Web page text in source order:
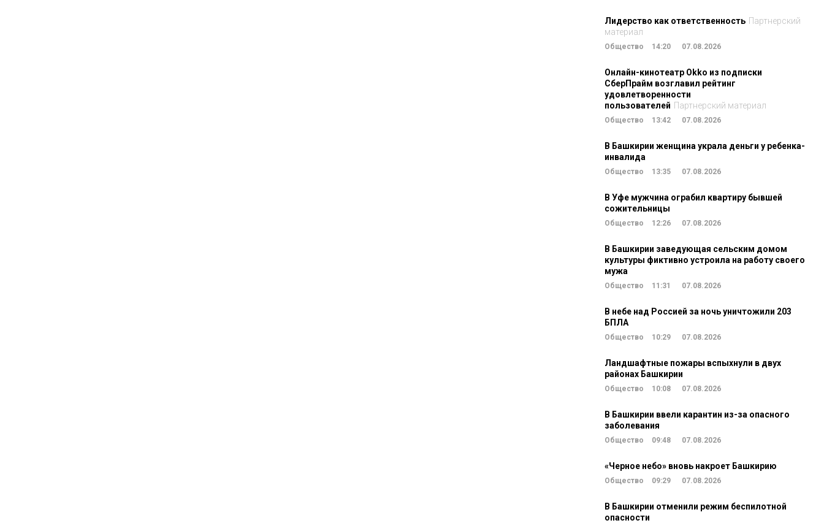
Лидерство как ответственность Партнерский
материал
Общество 14:20 07.08.2026
Онлайн-кинотеатр Okko из подписки
СберПрайм возглавил рейтинг
удовлетворенности
пользователей Партнерский материал
Общество 13:42 07.08.2026
В Башкирии женщина украла деньги у ребенка-
инвалида
Общество 13:35 07.08.2026
В Уфе мужчина ограбил квартиру бывшей
сожительницы
Общество 12:26 07.08.2026
В Башкирии заведующая сельским домом
культуры фиктивно устроила на работу своего
мужа
Общество 11:31 07.08.2026
В небе над Россией за ночь уничтожили 203
БПЛА
Общество 10:29 07.08.2026
Ландшафтные пожары вспыхнули в двух
районах Башкирии
Общество 10:08 07.08.2026
В Башкирии ввели карантин из-за опасного
заболевания
Общество 09:48 07.08.2026
«Черное небо» вновь накроет Башкирию
Общество 09:29 07.08.2026
В Башкирии отменили режим беспилотной
опасности